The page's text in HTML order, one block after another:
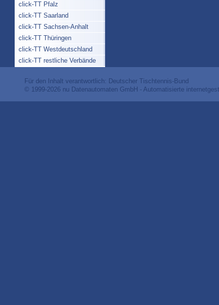
click-TT Pfalz
click-TT Saarland
click-TT Sachsen-Anhalt
click-TT Thüringen
click-TT Westdeutschland
click-TT restliche Verbände
Für den Inhalt verantwortlich: Deutscher Tischtennis-Bund
© 1999-2026 nu Datenautomaten GmbH - Automatisierte